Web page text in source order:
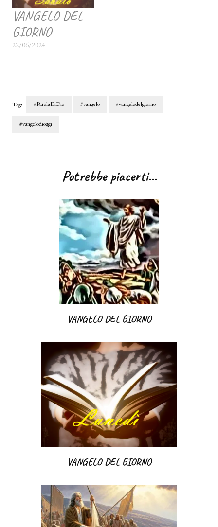
VANGELO DEL
GIORNO
22/06/2024
Tag: #ParolaDiDio #vangelo #vangelodelgiorno
#vangelodioggi
articoliPotrebbe piacerti...
VANGELO DEL GIORNO
VANGELO DEL GIORNO